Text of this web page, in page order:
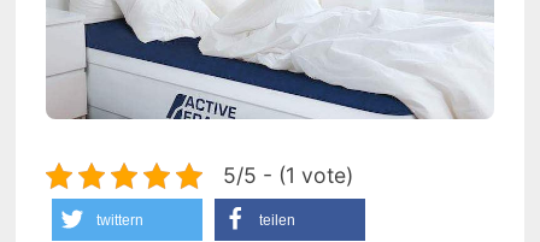
5/5 - (1 vote)
twittern teilen